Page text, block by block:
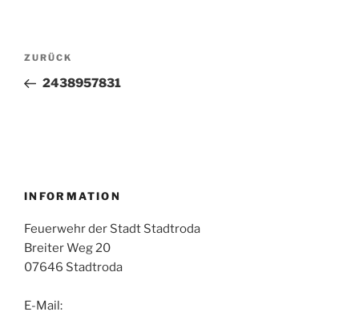
Beitragsnavigation
Vorheriger
Beitrag
ZURÜCK
2438957831
INFORMATION
Feuerwehr der Stadt Stadtroda
Breiter Weg 20
07646 Stadtroda
E-Mail: